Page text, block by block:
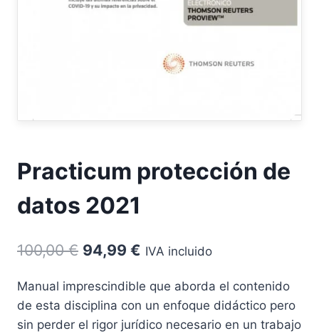
Practicum protección de
datos 2021
100,00€ El
original
era:
94,99 € El
actual
es:
IVA incluido
Manual imprescindible que aborda el contenido
de esta disciplina con un enfoque didáctico pero
sin perder el rigor jurídico necesario en un trabajo